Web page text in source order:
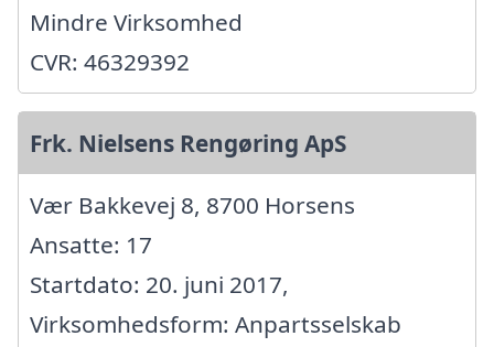
Mindre Virksomhed
CVR: 46329392
Frk. Nielsens Rengøring ApS
Vær Bakkevej 8, 8700 Horsens
Ansatte: 17
Startdato: 20. juni 2017,
Virksomhedsform: Anpartsselskab